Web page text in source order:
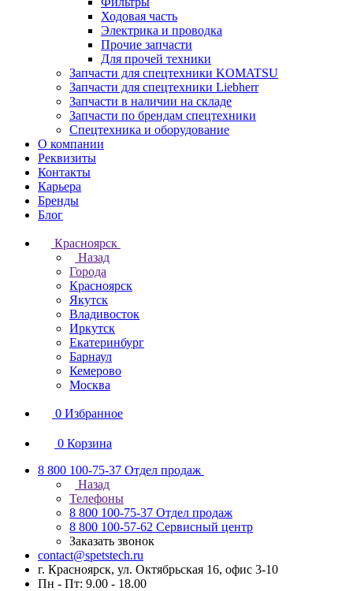
Ходовая часть
Электрика и проводка
Прочие запчасти
Для прочей техники
Запчасти для спецтехники KOMATSU
Запчасти для спецтехники Liebherr
Запчасти в наличии на складе
Запчасти по брендам спецтехники
Спецтехника и оборудование
О компании
Реквизиты
Контакты
Карьера
Бренды
Блог
Красноярск
Назад
Города
Красноярск
Якутск
Владивосток
Иркутск
Екатеринбург
Барнаул
Кемерово
Москва
0 Избранное
0 Корзина
8 800 100-75-37 Отдел продаж
Назад
Телефоны
8 800 100-75-37 Отдел продаж
8 800 100-57-62 Сервисный центр
Заказать звонок
contact@spetstech.ru
г. Красноярск, ул. Октябрьская 16, офис 3-10
Пн - Пт: 9.00 - 18.00